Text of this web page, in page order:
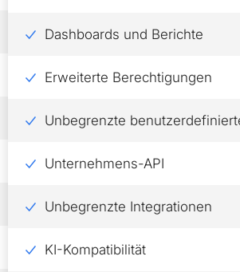
Dashboards und Berichte
Erweiterte Berechtigungen
Unbegrenzte
Unternehmens-API
Unbegrenzte Integrationen
KI-Kompatibilität